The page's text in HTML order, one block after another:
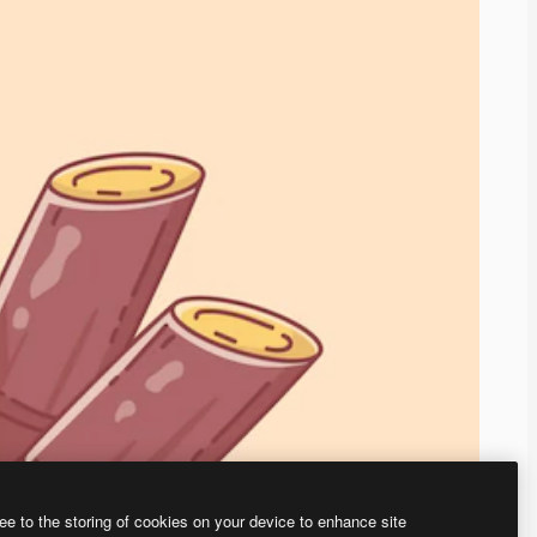
to the storing of cookies on your device to enhance site